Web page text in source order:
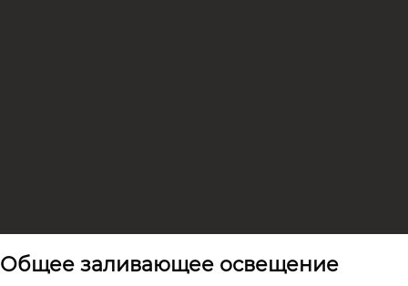
Общее заливающее освещение